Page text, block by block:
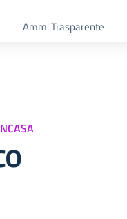
Amm. Trasparente